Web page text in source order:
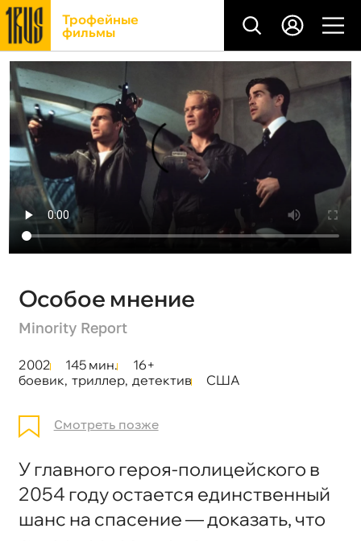
Трофейные
фильмы
Особое мнение
Minority Report
2002 145 мин.
16+
боевик, триллер, детектив США
Смотреть позже
У главного героя-полицейского в
2054 году остается единственный
шанс на спасение — доказать, что